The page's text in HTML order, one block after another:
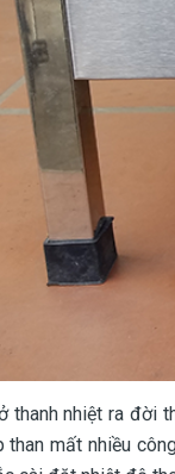
thanh nhiệt ra đời
than mất nhiều